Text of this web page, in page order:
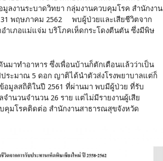
ลงานระบาดวิทยา กลุ่มงานควบคุมโรค สำนักงาน
พฤษภาคม 2562 พบผู้ป่วยและเสียชีวิตจาก
ำเภอแม่แจ่ม บริโภคเห็ดกระโดงตีนตัน ซึ่งมีพิษ
มาทำอาหาร ซึ่งเพื่อนบ้านก็ตักเตือนแล้วว่าเป็น
ระมาณ 5 ดอก ญาติได้นำตัวส่งโรงพยาบาลแต่ก็
มูลสถิติในปี 2561 ที่ผ่านมา พบมีผู้ป่วย ที่รับ
ำนวนจำนวน 26 ราย แต่ไม่มีรายงานผู้เสีย
คุมโรคติดต่อ สำนักงานสาธารณสุขจังหวัด